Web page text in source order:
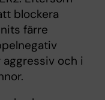
blockera
färre
och i